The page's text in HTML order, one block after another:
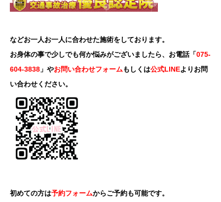
などお一人お一人に合わせた施術をしております。
お身体の事で少しでも何か悩みがございましたら、お電話「075-
604-3838 」やお問い合わせフォームもしくは公式LINEよりお問
い合わせください。
初めての方は予約フォームからご予約も可能です。